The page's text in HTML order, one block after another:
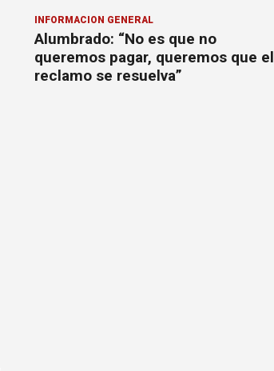
INFORMACION GENERAL
Alumbrado: “No es que no
queremos pagar, queremos que el
reclamo se resuelva”